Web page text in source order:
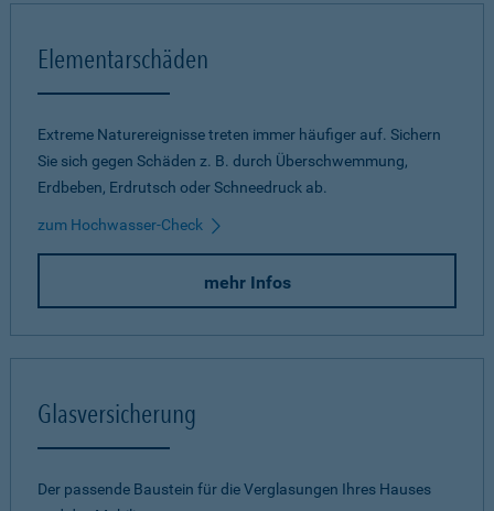
Elementarschäden
Extreme Naturereignisse treten immer häufiger auf. Sichern
Sie sich gegen Schäden z. B. durch Überschwemmung,
Erdbeben, Erdrutsch oder Schneedruck ab.
zum Hochwasser-Check
mehr Infos
Glasversicherung
Der passende Baustein für die Verglasungen Ihres Hauses